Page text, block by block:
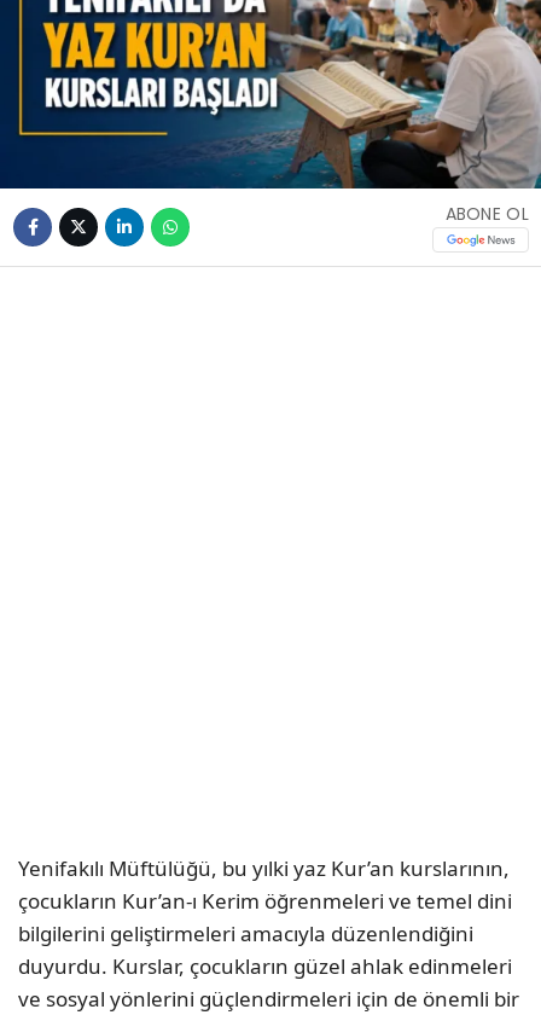
ABONE OL
Yenifakılı Müftülüğü, bu yılki yaz Kur’an kurslarının,
çocukların Kur’an-ı Kerim öğrenmeleri ve temel dini
bilgilerini geliştirmeleri amacıyla düzenlendiğini
duyurdu. Kurslar, çocukların güzel ahlak edinmeleri
ve sosyal yönlerini güçlendirmeleri için de önemli bir